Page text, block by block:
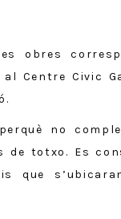
obres
Centre Civic
no
totxo. Es
que